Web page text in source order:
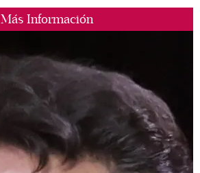
Más Información